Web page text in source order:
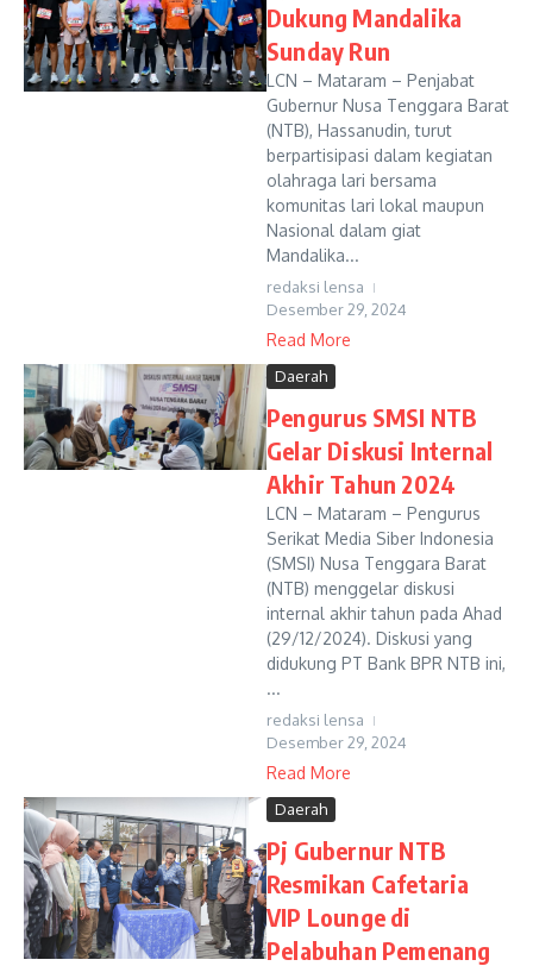
Dukung Mandalika
Sunday Run
LCN – Mataram – Penjabat
Gubernur Nusa Tenggara Barat
(NTB), Hassanudin, turut
berpartisipasi dalam kegiatan
olahraga lari bersama
komunitas lari lokal maupun
Nasional dalam giat
Mandalika...
redaksi lensa
Desember 29, 2024
Read More
Daerah
Pengurus SMSI NTB
Gelar Diskusi Internal
Akhir Tahun 2024
LCN – Mataram – Pengurus
Serikat Media Siber Indonesia
(SMSI) Nusa Tenggara Barat
(NTB) menggelar diskusi
internal akhir tahun pada Ahad
(29/12/2024). Diskusi yang
didukung PT Bank BPR NTB ini,
...
redaksi lensa
Desember 29, 2024
Read More
Daerah
Pj Gubernur NTB
Resmikan Cafetaria
VIP Lounge di
Pelabuhan Pemenang